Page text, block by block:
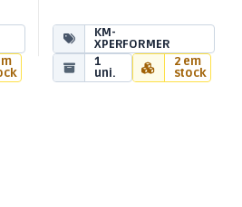
KM-
XPERFORMER
1
uni.
2 em
stock